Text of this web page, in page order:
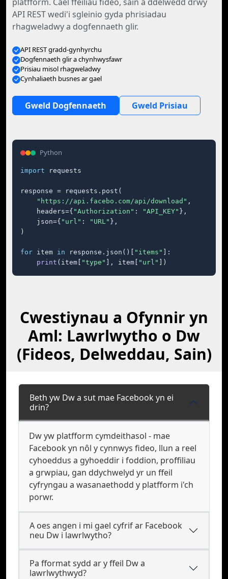
API REST wedi'i sgleinio gyda phrisiadau
rhagweladwy a dogfennaeth glir.
API REST gradd-gynhyrchu
Dogfennaeth glir a chynhwysfawr
Prisiau misol rhagweladwy
Cynhaliaeth busnes ar gael
Gweld Dogfennaeth Gweld Prisiau
Python
import requests
response = requests.post(
"https://api.facebo.com/api/download" ,
    headers={
"Authorization" : "API_KEY" },
    json={
"url" : "URL" },
)
for item in response.json()[ "items"
]:
print (item[ "type" ], item[ "url" ])
Cwestiynau a Ofynnir yn
Aml: Lawrlwytho o Dw
(Fideos, Delweddau, Sain)
Beth yw Dw a sut mae Facebook yn ei
drin?
Dw yw platfform cymdeithasol - mae
Facebook yn nôl y cynnwys fideo, llun a reel
cyhoeddus a gyhoeddir i foddion, proffiliau
a grwpiau, gan ddychwelyd yr un ffeil
cyfryngau a wasanaethodd y platfform i'ch
porwr.
A oes angen i mi gael cyfrif ar Facebook
neu Dw i lawrlwytho?
Pa fformat sydd ar y ffeil Dw a
lawrlwythwyd?